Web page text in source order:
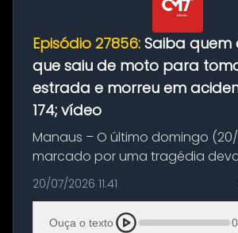
Episódio 27856: Saiba quem
que saiu de moto para
estrada e morreu em
174; vídeo
Manaus – O último domingo
marcado por uma tragédia
resultou na morte precoce de
BR-174, na zona rural de Manaus.
com destino a um típico café
20/07/2026 11:41
Ouça o texto